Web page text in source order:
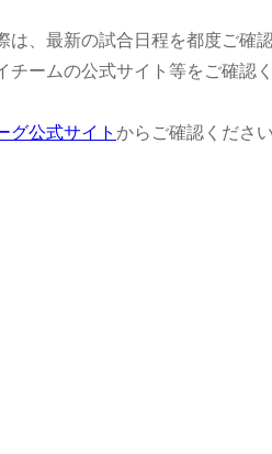
、最新の試合日程を都度ご確認
ームの公式サイト等をご確認く
グ公式サイト からご確認ください